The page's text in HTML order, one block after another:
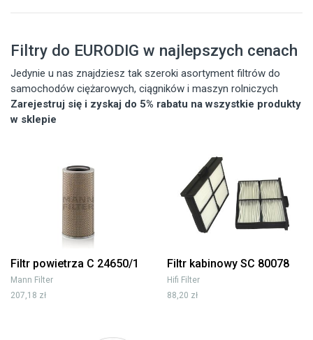
Filtry do EURODIG w najlepszych cenach
Jedynie u nas znajdziesz tak szeroki asortyment filtrów do
samochodów ciężarowych, ciągników i maszyn rolniczych
Zarejestruj się i zyskaj do 5% rabatu na wszystkie produkty
w sklepie
Filtr powietrza C 24650/1
Mann Filter
207,18 zł
Filtr kabinowy SC 80078
Hifi Filter
88,20 zł